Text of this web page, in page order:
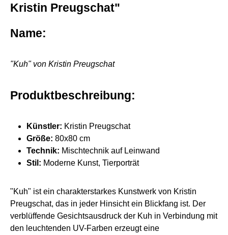
Kristin Preugschat"
Name:
"Kuh" von Kristin Preugschat
Produktbeschreibung:
Künstler: Kristin Preugschat
Größe: 80x80 cm
Technik: Mischtechnik auf Leinwand
Stil: Moderne Kunst, Tierporträt
"Kuh" ist ein charakterstarkes Kunstwerk von Kristin
Preugschat, das in jeder Hinsicht ein Blickfang ist. Der
verblüffende Gesichtsausdruck der Kuh in Verbindung mit
den leuchtenden UV-Farben erzeugt eine